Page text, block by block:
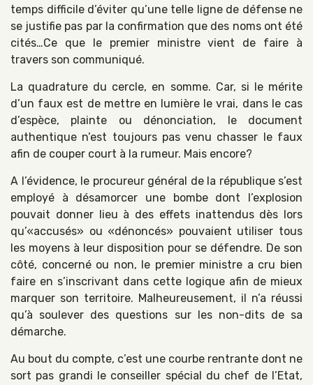
temps difficile d’éviter qu’une telle ligne de défense ne
se justifie pas par la confirmation que des noms ont été
cités…Ce que le premier ministre vient de faire à
travers son communiqué.
La quadrature du cercle, en somme. Car, si le mérite
d’un faux est de mettre en lumière le vrai, dans le cas
d’espèce, plainte ou dénonciation, le document
authentique n’est toujours pas venu chasser le faux
afin de couper court à la rumeur. Mais encore?
A l’évidence, le procureur général de la république s’est
employé à désamorcer une bombe dont l’explosion
pouvait donner lieu à des effets inattendus dès lors
qu’«accusés» ou «dénoncés» pouvaient utiliser tous
les moyens à leur disposition pour se défendre. De son
côté, concerné ou non, le premier ministre a cru bien
faire en s’inscrivant dans cette logique afin de mieux
marquer son territoire. Malheureusement, il n’a réussi
qu’à soulever des questions sur les non-dits de sa
démarche.
Au bout du compte, c’est une courbe rentrante dont ne
sort pas grandi le conseiller spécial du chef de l’Etat,